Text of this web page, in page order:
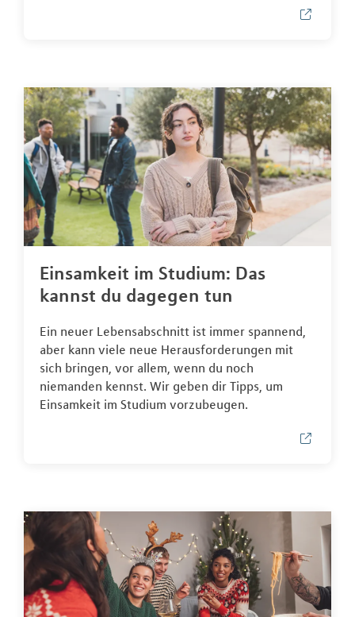
Einsamkeit im Studium: Das
kannst du dagegen tun
Ein neuer Lebensabschnitt ist immer spannend,
aber kann viele neue Herausforderungen mit
sich bringen, vor allem, wenn du noch
niemanden kennst. Wir geben dir Tipps, um
Einsamkeit im Studium vorzubeugen.